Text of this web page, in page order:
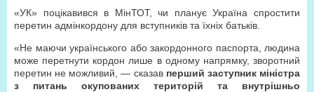
«УК» поцікавився в МінТОТ, чи планує Україна спростити
перетин адмінкордону для вступників та їхніх батьків.
«Не маючи українського або закордонного паспорта, людина
може перетнути кордон лише в одному напрямку, зворотний
перетин не можливий, — сказав перший заступник міністра
з питань окупованих територій та внутрішньо